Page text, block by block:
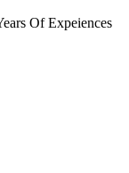
Of Expeiences